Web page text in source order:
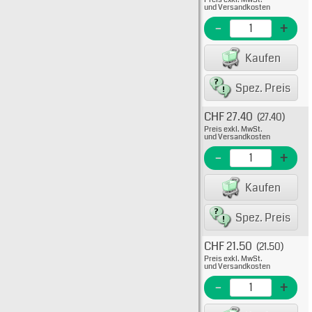
EME
EAN/
und Versandkosten
- +
Kaufen
Spez. Preis
Typ:
EME
CHF 27.40 (27.40)
Preis exkl. MwSt.
und Versandkosten
- +
Kaufen
Spez. Preis
Typ:
EME
CHF 21.50 (21.50)
Preis exkl. MwSt.
und Versandkosten
- +